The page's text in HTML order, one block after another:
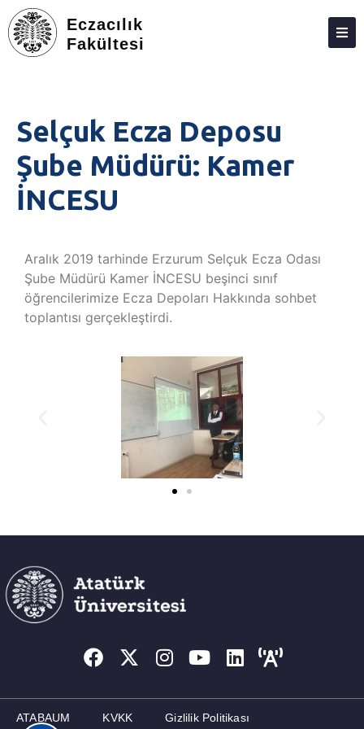
Eczacılık
Fakültesi
EĞITIM
ARAŞTIRMA
TOPLUMA KATKI
ÖDÜLLER
ECZACILIK FAKÜLTESI ANKETLERI
Selçuk Ecza Deposu
Şube Müdürü: Kamer
İNCESU
Aralık 2019 tarhinde Erzurum Selçuk Ecza Odası
Şube Müdürü Kamer İNCESU beşinci sınıf
öğrencilerimize Ecza Depoları Hakkında sohbet
toplantısı gerçekleştirdi.
ATABAUM KVKK Gizlilik Politikası